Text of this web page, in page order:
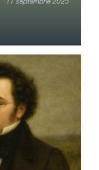
17 septembrie 2025